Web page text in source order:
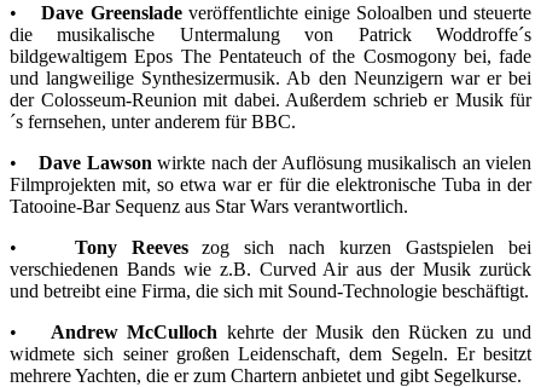
•Dave Greensladeveröffentlichte einige Soloalben und steuerte
die musikalische Untermalung von Patrick Woddroffe´s
bildgewaltigem Epos The Pentateuch of the Cosmogony bei, fade
und langweilige Synthesizermusik. Ab den Neunzigern war er bei
der Colosseum-Reunion mit dabei. Außerdem schrieb er Musik für
´s fernsehen, unter anderem für BBC.
•
Dave Lawson wirkte nach der Auflösung musikalisch an vielen
Filmprojekten mit, so etwa war er für die elektronische Tuba in der
Tatooine-Bar Sequenz aus Star Wars verantwortlich.
• Tony Reeveszog sich nach kurzen Gastspielen bei
verschiedenen Bands wie z.B. Curved Air aus der Musik zurück
und betreibt eine Firma, die sich mit Sound-Technologie beschäftigt.
•
Andrew McCulloch kehrte der Musik den Rücken zu und
widmete sich seiner großen Leidenschaft, dem Segeln. Er besitzt
mehrere Yachten, die er zum Chartern anbietet und gibt Segelkurse.